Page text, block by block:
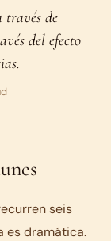
través de
del efecto
seis
es dramática.